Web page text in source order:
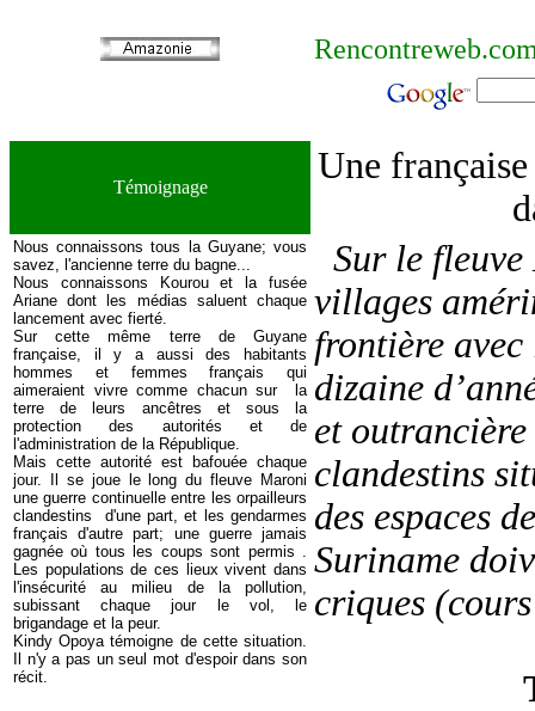
Témoignage
Une
Nous connaissons tous la Guyane; vous
savez, l'ancienne terre du bagne...
Nous connaissons Kourou et la fusée
Ariane dont les médias saluent chaque
lancement avec fierté.
Sur cette même terre de Guyane
française, il y a aussi des habitants
hommes et femmes français qui
aimeraient vivre comme chacun sur la
terre de leurs ancêtres et sous la
protection des autorités et de
l'administration de la République.
Mais cette autorité est bafouée chaque
jour. Il se joue le long du fleuve Maroni
une guerre continuelle entre les orpailleurs
clandestins d'une part, et les gendarmes
français d'autre part; une guerre jamais
gagnée où tous les coups sont permis .
Les populations de ces lieux vivent dans
l'insécurité au milieu de la pollution,
subissant chaque jour le vol, le
brigandage et la peur.
Kindy Opoya témoigne de cette situation.
Il n'y a pas un seul mot d'espoir dans son
récit.
Sur le
villages
frontière avec
dizaine
et
clandestins
des espaces
Suriname
criques